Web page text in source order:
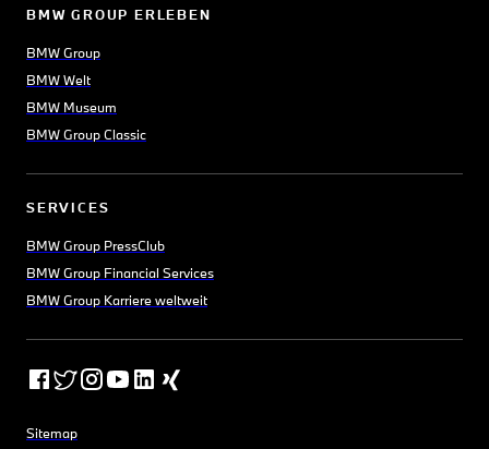
BMW GROUP ERLEBEN
BMW Group
BMW Welt
BMW Museum
BMW Group Classic
SERVICES
BMW Group PressClub
BMW Group Financial Services
BMW Group Karriere weltweit
Sitemap